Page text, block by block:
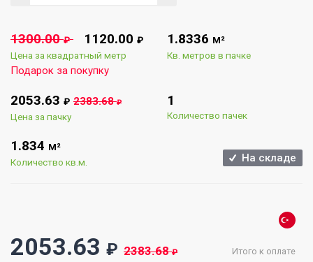
1300.00 ₽ 1120.00 ₽
Цена за квадратный метр
Подарок за покупку
1.8336 М²
Кв. метров в пачке
2053.63 ₽ 2383.68₽
Цена за пачку
1
Количество пачек
1.834 М²
Количество кв.м. На складе
Итого к оплате
2053.63 ₽ 2383.68₽